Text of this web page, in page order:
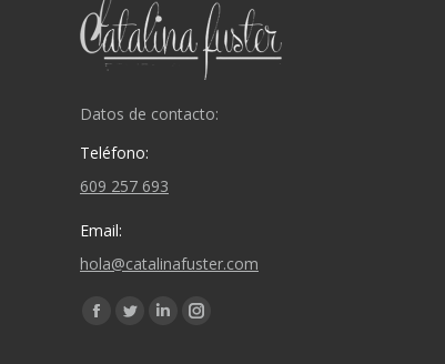
Datos de contacto:
Teléfono:
609 257 693
Email:
hola@catalinafuster.com
Encuéntranos en:
Facebook
TwitterLinkedinInstagram